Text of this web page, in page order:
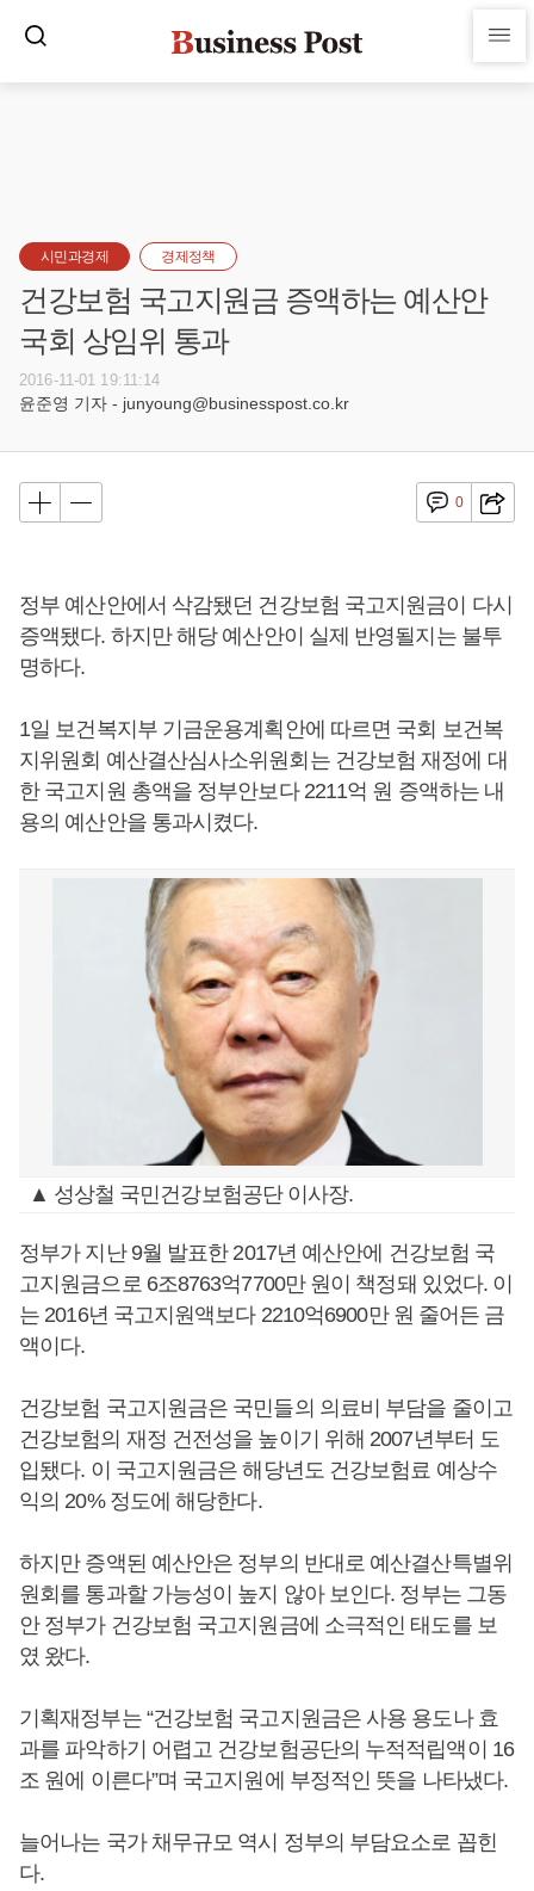
시민과경제 경제정책
건강보험 국고지원금 증액하는 예산안
국회 상임위 통과
2016-11-01 19:11:14
윤준영 기자 - junyoung@businesspost.co.kr
0
정부 예산안에서 삭감됐던 건강보험 국고지원금이 다시
증액됐다. 하지만 해당 예산안이 실제 반영될지는 불투
명하다.
1일 보건복지부 기금운용계획안에 따르면 국회 보건복
지위원회 예산결산심사소위원회는 건강보험 재정에 대
한 국고지원 총액을 정부안보다 2211억 원 증액하는 내
용의 예산안을 통과시켰다.
▲ 성상철 국민건강보험공단 이사장.
정부가 지난 9월 발표한 2017년 예산안에 건강보험 국
고지원금으로 6조8763억7700만 원이 책정돼 있었다. 이
는 2016년 국고지원액보다 2210억6900만 원 줄어든 금
액이다.
건강보험 국고지원금은 국민들의 의료비 부담을 줄이고
건강보험의 재정 건전성을 높이기 위해 2007년부터 도
입됐다. 이 국고지원금은 해당년도 건강보험료 예상수
익의 20% 정도에 해당한다.
하지만 증액된 예산안은 정부의 반대로 예산결산특별위
원회를 통과할 가능성이 높지 않아 보인다. 정부는 그동
안 정부가 건강보험 국고지원금에 소극적인 태도를 보
였 왔다.
기획재정부는 “건강보험 국고지원금은 사용 용도나 효
과를 파악하기 어렵고 건강보험공단의 누적적립액이 16
조 원에 이른다”며 국고지원에 부정적인 뜻을 나타냈다.
늘어나는 국가 채무규모 역시 정부의 부담요소로 꼽힌
다.